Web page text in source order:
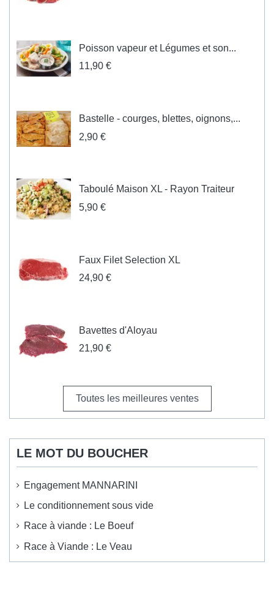
Poisson vapeur et Légumes et son...
11,90 €
Bastelle - courges, blettes, oignons,...
2,90 €
Taboulé Maison XL - Rayon Traiteur
5,90 €
Faux Filet Selection XL
24,90 €
Bavettes d'Aloyau
21,90 €
Toutes les meilleures ventes
LE MOT DU BOUCHER
Engagement MANNARINI
Le conditionnement sous vide
Race à viande : Le Boeuf
Race à Viande : Le Veau